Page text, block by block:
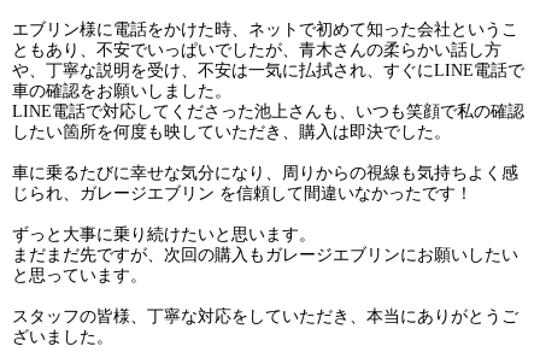
エブリン様に電話をかけた時、ネットで初めて知った会社というこ
ともあり、不安でいっぱいでしたが、青木さんの柔らかい話し方
や、丁寧な説明を受け、不安は一気に払拭され、すぐにLINE電話で
車の確認をお願いしました。
LINE電話で対応してくださった池上さんも、いつも笑顔で私の確認
したい箇所を何度も映していただき、購入は即決でした。
車に乗るたびに幸せな気分になり、周りからの視線も気持ちよく感
じられ、ガレージエブリン を信頼して間違いなかったです！
ずっと大事に乗り続けたいと思います。
まだまだ先ですが、次回の購入もガレージエブリンにお願いしたい
と思っています。
スタッフの皆様、丁寧な対応をしていただき、本当にありがとうご
ざいました。